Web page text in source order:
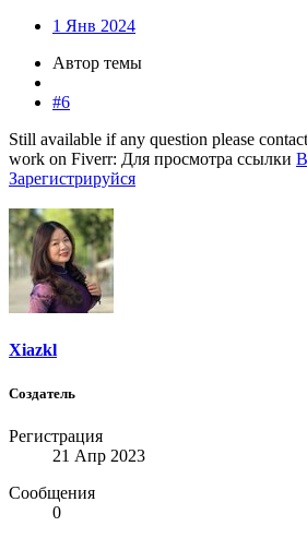
1 Янв 2024
Автор темы
#6
Still available if any question please
work on Fiverr: Для просмотра ссылки
Зарегистрируйся
Xiazkl
Создатель
Регистрация
21 Апр 2023
Сообщения
0